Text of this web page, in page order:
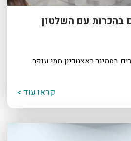
בהכרות עם השלטון
בסמינר באצטדיון סמי עופר
קראו עוד >